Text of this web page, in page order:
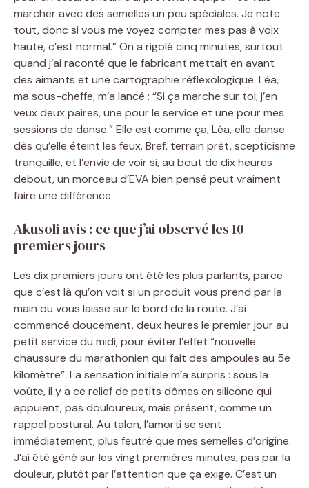
marcher avec des semelles un peu spéciales. Je note
tout, donc si vous me voyez compter mes pas à voix
haute, c’est normal.” On a rigolé cinq minutes, surtout
quand j’ai raconté que le fabricant mettait en avant
des aimants et une cartographie réflexologique. Léa,
ma sous-cheffe, m’a lancé : “Si ça marche sur toi, j’en
veux deux paires, une pour le service et une pour mes
sessions de danse.” Elle est comme ça, Léa, elle danse
dès qu’elle éteint les feux. Bref, terrain prêt, scepticisme
tranquille, et l’envie de voir si, au bout de dix heures
debout, un morceau d’EVA bien pensé peut vraiment
faire une différence.
Akusoli avis : ce que j’ai observé les 10
premiers jours
Les dix premiers jours ont été les plus parlants, parce
que c’est là qu’on voit si un produit vous prend par la
main ou vous laisse sur le bord de la route. J’ai
commencé doucement, deux heures le premier jour au
petit service du midi, pour éviter l’effet “nouvelle
chaussure du marathonien qui fait des ampoules au 5e
kilomètre”. La sensation initiale m’a surpris : sous la
voûte, il y a ce relief de petits dômes en silicone qui
appuient, pas douloureux, mais présent, comme un
rappel postural. Au talon, l’amorti se sent
immédiatement, plus feutré que mes semelles d’origine.
J’ai été gêné sur les vingt premières minutes, pas par la
douleur, plutôt par l’attention que ça exige. C’est un